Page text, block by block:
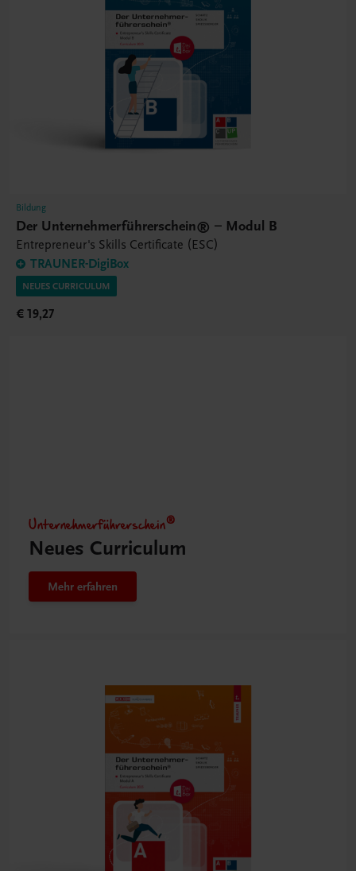
Bildung
Der Unternehmerführerschein® – Modul B
Entrepreneur's Skills Certificate (ESC)
TRAUNER-DigiBox
NEUES CURRICULUM
€ 19,27
Unternehmerführerschein®
Neues Curriculum
Mehr erfahren